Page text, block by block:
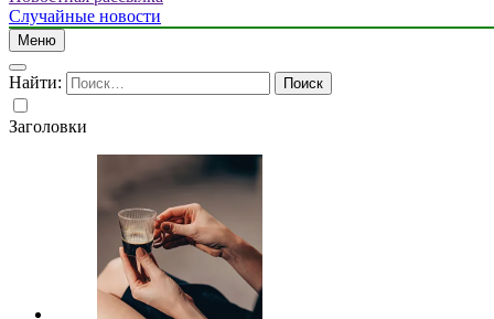
Случайные новости
Меню
Найти:
Заголовки